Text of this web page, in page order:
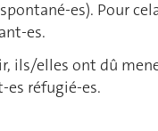
es). Pour
es.
ils/elles ont dû
réfugié-es.